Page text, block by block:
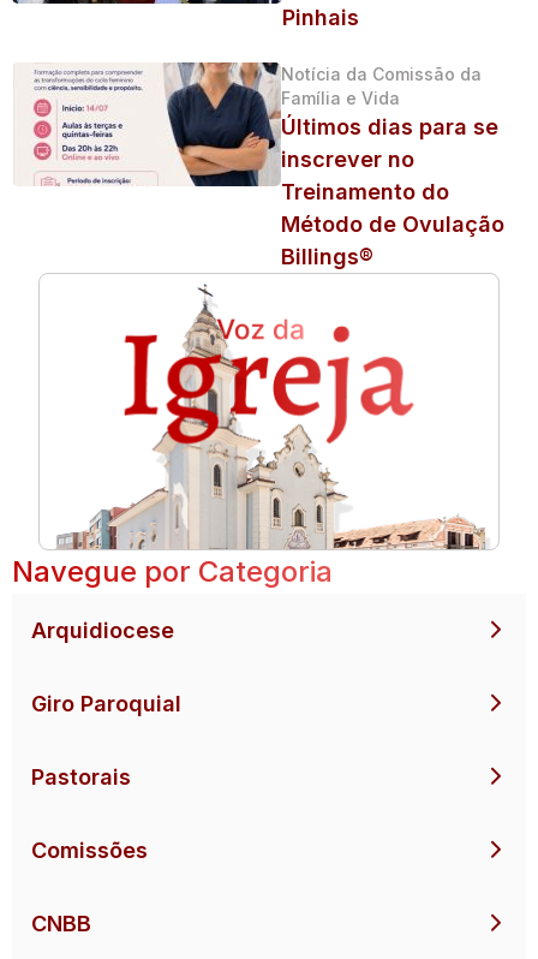
Pinhais
Notícia da Comissão da
Família e Vida
Últimos dias para se
inscrever no
Treinamento do
Método de Ovulação
Billings®
Navegue por Categoria
Arquidiocese
Giro Paroquial
Pastorais
Comissões
CNBB